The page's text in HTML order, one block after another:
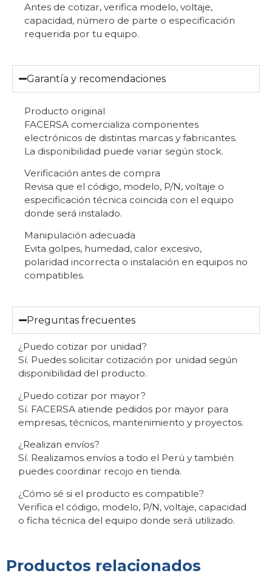
Antes de cotizar, verifica modelo, voltaje,
capacidad, número de parte o especificación
requerida por tu equipo.
Garantía y recomendaciones
Producto original
FACERSA comercializa componentes
electrónicos de distintas marcas y fabricantes.
La disponibilidad puede variar según stock.
Verificación antes de compra
Revisa que el código, modelo, P/N, voltaje o
especificación técnica coincida con el equipo
donde será instalado.
Manipulación adecuada
Evita golpes, humedad, calor excesivo,
polaridad incorrecta o instalación en equipos no
compatibles.
Preguntas frecuentes
¿Puedo cotizar por unidad?
Sí. Puedes solicitar cotización por unidad según
disponibilidad del producto.
¿Puedo cotizar por mayor?
Sí. FACERSA atiende pedidos por mayor para
empresas, técnicos, mantenimiento y proyectos.
¿Realizan envíos?
Sí. Realizamos envíos a todo el Perú y también
puedes coordinar recojo en tienda.
¿Cómo sé si el producto es compatible?
Verifica el código, modelo, P/N, voltaje, capacidad
o ficha técnica del equipo donde será utilizado.
Productos relacionados